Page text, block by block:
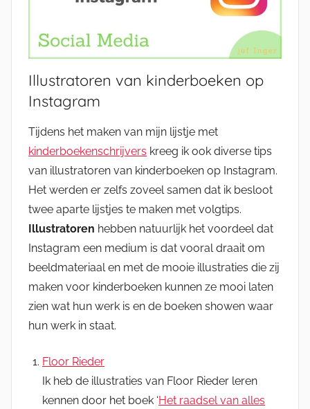
Illustratoren van kinderboeken op
Instagram
Tijdens het maken van mijn lijstje met
kinderboekenschrijvers kreeg ik ook diverse tips
van illustratoren van kinderboeken op Instagram.
Het werden er zelfs zoveel samen dat ik besloot
twee aparte lijstjes te maken met volgtips.
Illustratoren hebben natuurlijk het voordeel dat
Instagram een medium is dat vooral draait om
beeldmateriaal en met de mooie illustraties die zij
maken voor kinderboeken kunnen ze mooi laten
zien wat hun werk is en de boeken showen waar
hun werk in staat.
Floor Rieder
Ik heb de illustraties van Floor Rieder leren
kennen door het boek ‘Het raadsel van alles